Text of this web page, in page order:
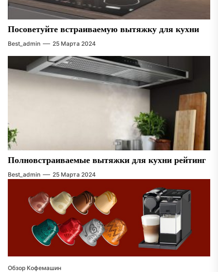
Посоветуйте встраиваемую вытяжку для кухни
Best_admin 25 Марта 2024
Полновстраиваемые вытяжки для кухни рейтинг
Best_admin 25 Марта 2024
Обзор Кофемашин